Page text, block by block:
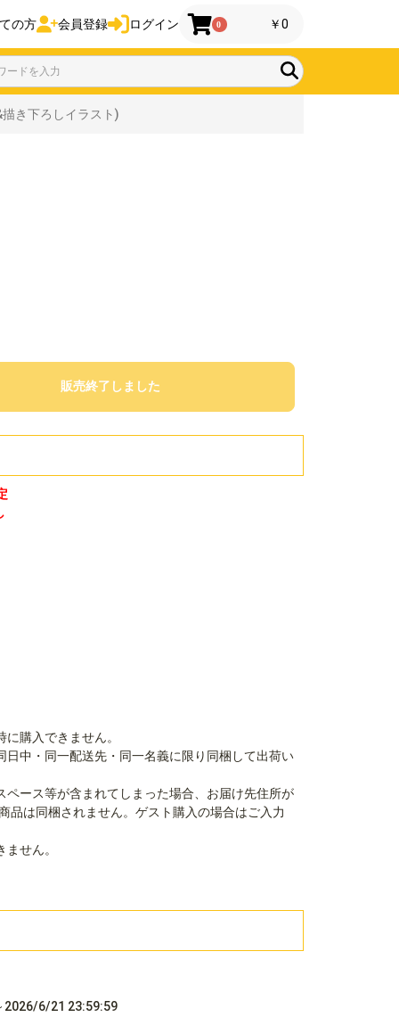
の方 会員登録 ログイン 0 ￥0
き下ろしイラスト)
販売終了しました
購入できません。
中・同一配送先・同一名義に限り同梱して出荷い
ース等が含まれてしまった場合、お届け先住所が
品は同梱されません。ゲスト購入の場合はご入力
せん。
2026/6/21 23:59:59